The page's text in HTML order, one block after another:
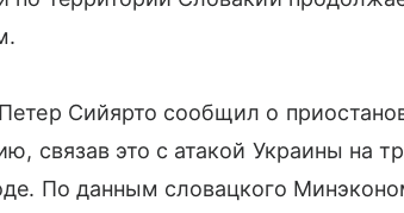
Сийярто сообщил о
связав это с атакой Украины на
По данным словацкого